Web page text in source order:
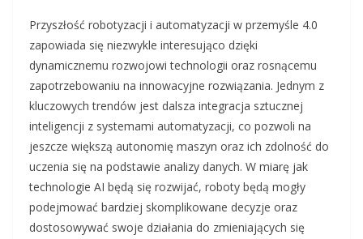
Przyszłość robotyzacji i automatyzacji w przemyśle 4.0
zapowiada się niezwykle interesująco dzięki
dynamicznemu rozwojowi technologii oraz rosnącemu
zapotrzebowaniu na innowacyjne rozwiązania. Jednym z
kluczowych trendów jest dalsza integracja sztucznej
inteligencji z systemami automatyzacji, co pozwoli na
jeszcze większą autonomię maszyn oraz ich zdolność do
uczenia się na podstawie analizy danych. W miarę jak
technologie AI będą się rozwijać, roboty będą mogły
podejmować bardziej skomplikowane decyzje oraz
dostosowywać swoje działania do zmieniających się